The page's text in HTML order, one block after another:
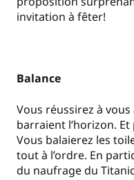
invitation à fêter!
Balance
Vous réussirez à
barraient l’horizon.
Vous balaierez les
tout à l’ordre. En
du naufrage du